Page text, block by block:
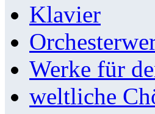
Klavier
Werke für
weltliche